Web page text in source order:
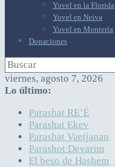
Yovel en la Florida
Yovel en Neiva
Yovel en Montería
Donaciones
viernes, agosto 7, 2026
Lo último:
Parashat RE’É
Parashat Ekev
Parashat Vaetjanan
Parashot Devarim
El beso de Hashem